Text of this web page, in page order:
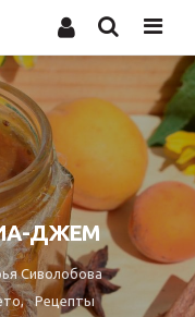
ДЖЕМ
Сиволобова
Рецепты